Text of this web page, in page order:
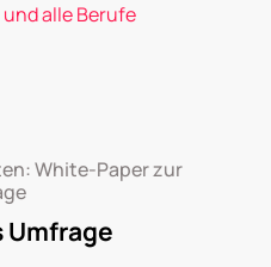
alle Berufe
White-Paper zur
Umfrage